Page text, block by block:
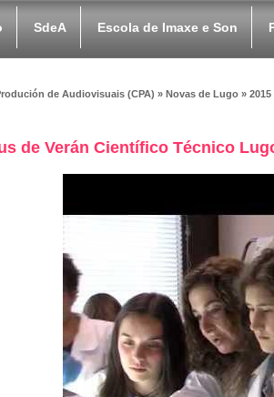
SdeA Escola de Imaxe e Son
de Audiovisuais (CPA) » Novas de Lugo » 2015
de Verán Científico Técnico